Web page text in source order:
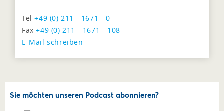
Tel+49 (0) 211 - 1671 - 0
Fax+49 (0) 211 - 1671 - 108
E-Mail schreiben
Sie möchten unseren Podcast abonnieren?